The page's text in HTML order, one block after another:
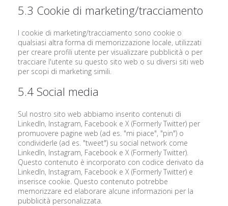
5.3 Cookie di marketing/tracciamento
I cookie di marketing/tracciamento sono cookie o
qualsiasi altra forma di memorizzazione locale, utilizzati
per creare profili utente per visualizzare pubblicità o per
tracciare l'utente su questo sito web o su diversi siti web
per scopi di marketing simili.
5.4 Social media
Sul nostro sito web abbiamo inserito contenuti di
LinkedIn, Instagram, Facebook e X (Formerly Twitter) per
promuovere pagine web (ad es. "mi piace", "pin") o
condividerle (ad es. "tweet") su social network come
LinkedIn, Instagram, Facebook e X (Formerly Twitter).
Questo contenuto è incorporato con codice derivato da
LinkedIn, Instagram, Facebook e X (Formerly Twitter) e
inserisce cookie. Questo contenuto potrebbe
memorizzare ed elaborare alcune informazioni per la
pubblicità personalizzata.